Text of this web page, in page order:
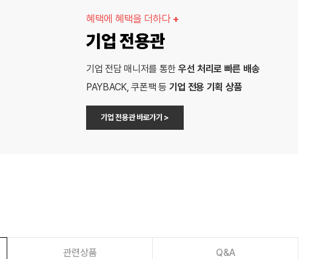
혜택에 혜택을 더하다 +
기업 전용관
기업 전담 매니저를 통한 우선 처리로 빠른 배송
PAYBACK, 쿠폰팩 등 기업 전용 기획 상품
기업 전용관 바로가기 >
관련상품 Q&A